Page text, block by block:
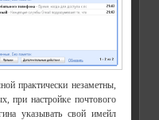
практически незаметны,
при настройке почтового
указывать свой имейл